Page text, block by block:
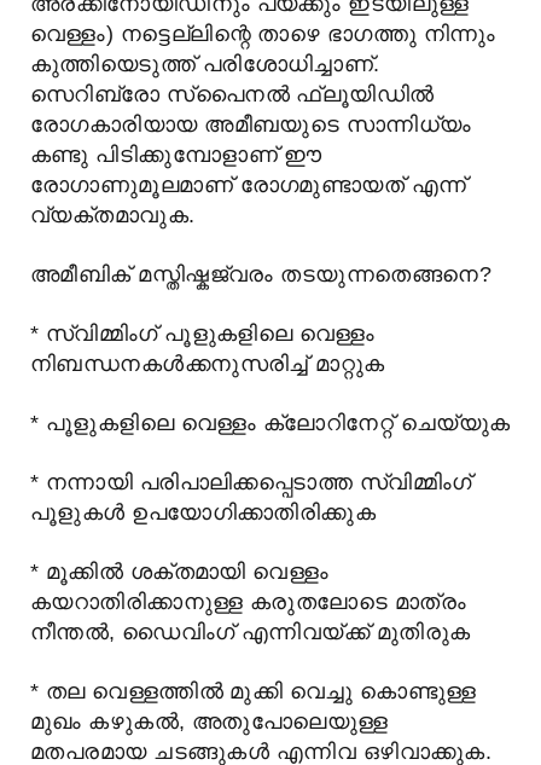
വെള്ളം) നട്ടെല്ലിന്റെ താഴെ ഭാഗത്തു നിന്നും
കുത്തിയെടുത്ത് പരിശോധിച്ചാണ്.
സെറിബ്രോ സ്പൈനൽ ഫ്ലൂയിഡിൽ
രോഗകാരിയായ അമീബയുടെ സാന്നിധ്യം
കണ്ടു പിടിക്കുമ്പോളാണ് ഈ
രോഗാണുമൂലമാണ് രോഗമുണ്ടായത് എന്ന്
വ്യക്തമാവുക.
അമീബിക് മസ്തിഷ്കജ്വരം തടയുന്നതെങ്ങനെ?
* സ്വിമ്മിംഗ് പൂളുകളിലെ വെള്ളം
നിബന്ധനകൾക്കനുസരിച്ച് മാറ്റുക
* പൂളുകളിലെ വെള്ളം ക്ലോറിനേറ്റ് ചെയ്യുക
* നന്നായി പരിപാലിക്കപ്പെടാത്ത സ്വിമ്മിംഗ്
പൂളുകൾ ഉപയോഗിക്കാതിരിക്കുക
* മൂക്കിൽ ശക്തമായി വെള്ളം
കയറാതിരിക്കാനുള്ള കരുതലോടെ മാത്രം
നീന്തൽ, ഡൈവിംഗ് എന്നിവയ്ക്ക് മുതിരുക
* തല വെള്ളത്തിൽ മുക്കി വെച്ചു കൊണ്ടുള്ള
മുഖം കഴുകൽ, അതുപോലെയുള്ള
മതപരമായ ചടങ്ങുകൾ എന്നിവ ഒഴിവാക്കുക.